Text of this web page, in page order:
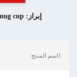
إبراز: cup
1اسم المنتج: